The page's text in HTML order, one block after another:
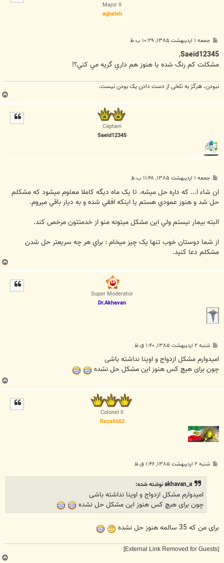
Major II
agheleh
ت
جمعه ۱ اردیبهشت ۱۳۸۵, ۱۰:۲۹ ب.ظ
Saeid12345
,
مشکلت کم رنگ شده يا هنوز هم داري گريه مي کني؟!
نبودن، هرگز به تلخی از دست دادن یک بودن نیست.
Captain
Saeid12345
ت
جمعه ۱ اردیبهشت ۱۳۸۵, ۱۱:۴۸ ب.ظ
ان شاء ا... که داره حل ميشه. تا يک ماه ديگه کاملا معلوم ميشود که مشکلم
حل شد و هنوز عمودي هستم يا اينکه افقي شده و به ديار باقي ميروم.
البته بيمار نيستم ولي اين مشکل ميتونه منو از خدمتتون مرخص کند.
از شما دوستان خوب تنها يک چيز ميخام : براي هر چه سريعتر حل شدن
مشکلم دعا کنيد.
Super Moderator
Dr.Akhavan
ت
شنبه ۲ اردیبهشت ۱۳۸۵, ۱:۴۰ ق.ظ
امیدوارم مشکل ازدواج و اوینا نداشته باشی
چون برای هیچ کس هنوز این مشکل حل نشده
Colonel II
Reza6662
شنبه ۲ اردیبهشت ۱۳۸۵, ۱:۴۶ ق.ظ
akhavan_a نوشته شده:
امیدوارم مشکل ازدواج و اوینا نداشته باشی
چون برای هیچ کس هنوز این مشکل حل نشده
برای من که 35 سالمه هنوز حل نشده
[External Link Removed for Guests]